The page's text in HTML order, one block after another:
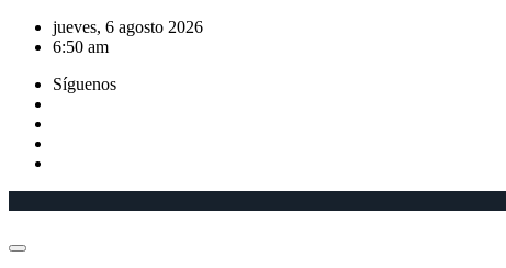
Saltar
jueves, 6 agosto 2026
6:50 am
Síguenos